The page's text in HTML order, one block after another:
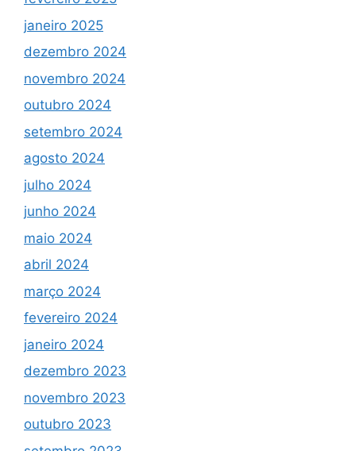
janeiro 2025
dezembro 2024
novembro 2024
outubro 2024
setembro 2024
agosto 2024
julho 2024
junho 2024
maio 2024
abril 2024
março 2024
fevereiro 2024
janeiro 2024
dezembro 2023
novembro 2023
outubro 2023